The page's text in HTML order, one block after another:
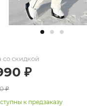
со скидкой
₽
₽
к предзаказу